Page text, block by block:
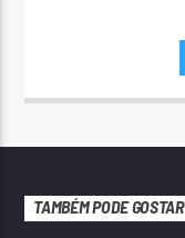
TAMBÉM PODE GOSTAR